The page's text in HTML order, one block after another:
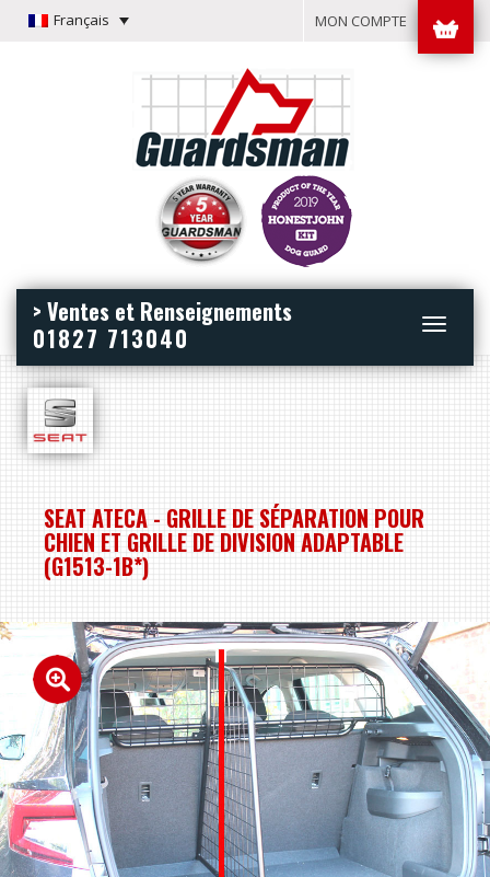
Français MON COMPTE
Toggle
> Ventes et Renseignements
01827 713040
SEAT ATECA - GRILLE DE SÉPARATION POUR
CHIEN ET GRILLE DE DIVISION ADAPTABLE
(G1513-1B*)